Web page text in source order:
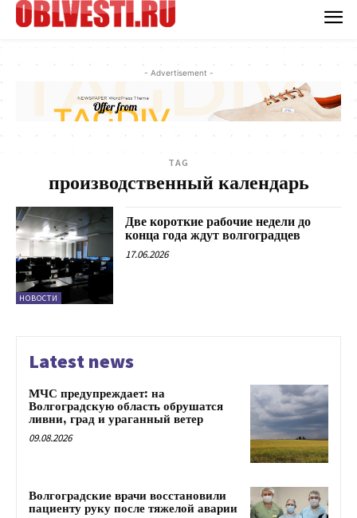
- Advertisement -
TAG
производственный календарь
НОВОСТИ
Две короткие рабочие недели до
конца года ждут волгоградцев
17.06.2026
Latest news
МЧС предупреждает: на
Волгоградскую область обрушатся
ливни, град и ураганный ветер
09.08.2026
Волгоградские врачи восстановили
пациенту руку после тяжелой аварии